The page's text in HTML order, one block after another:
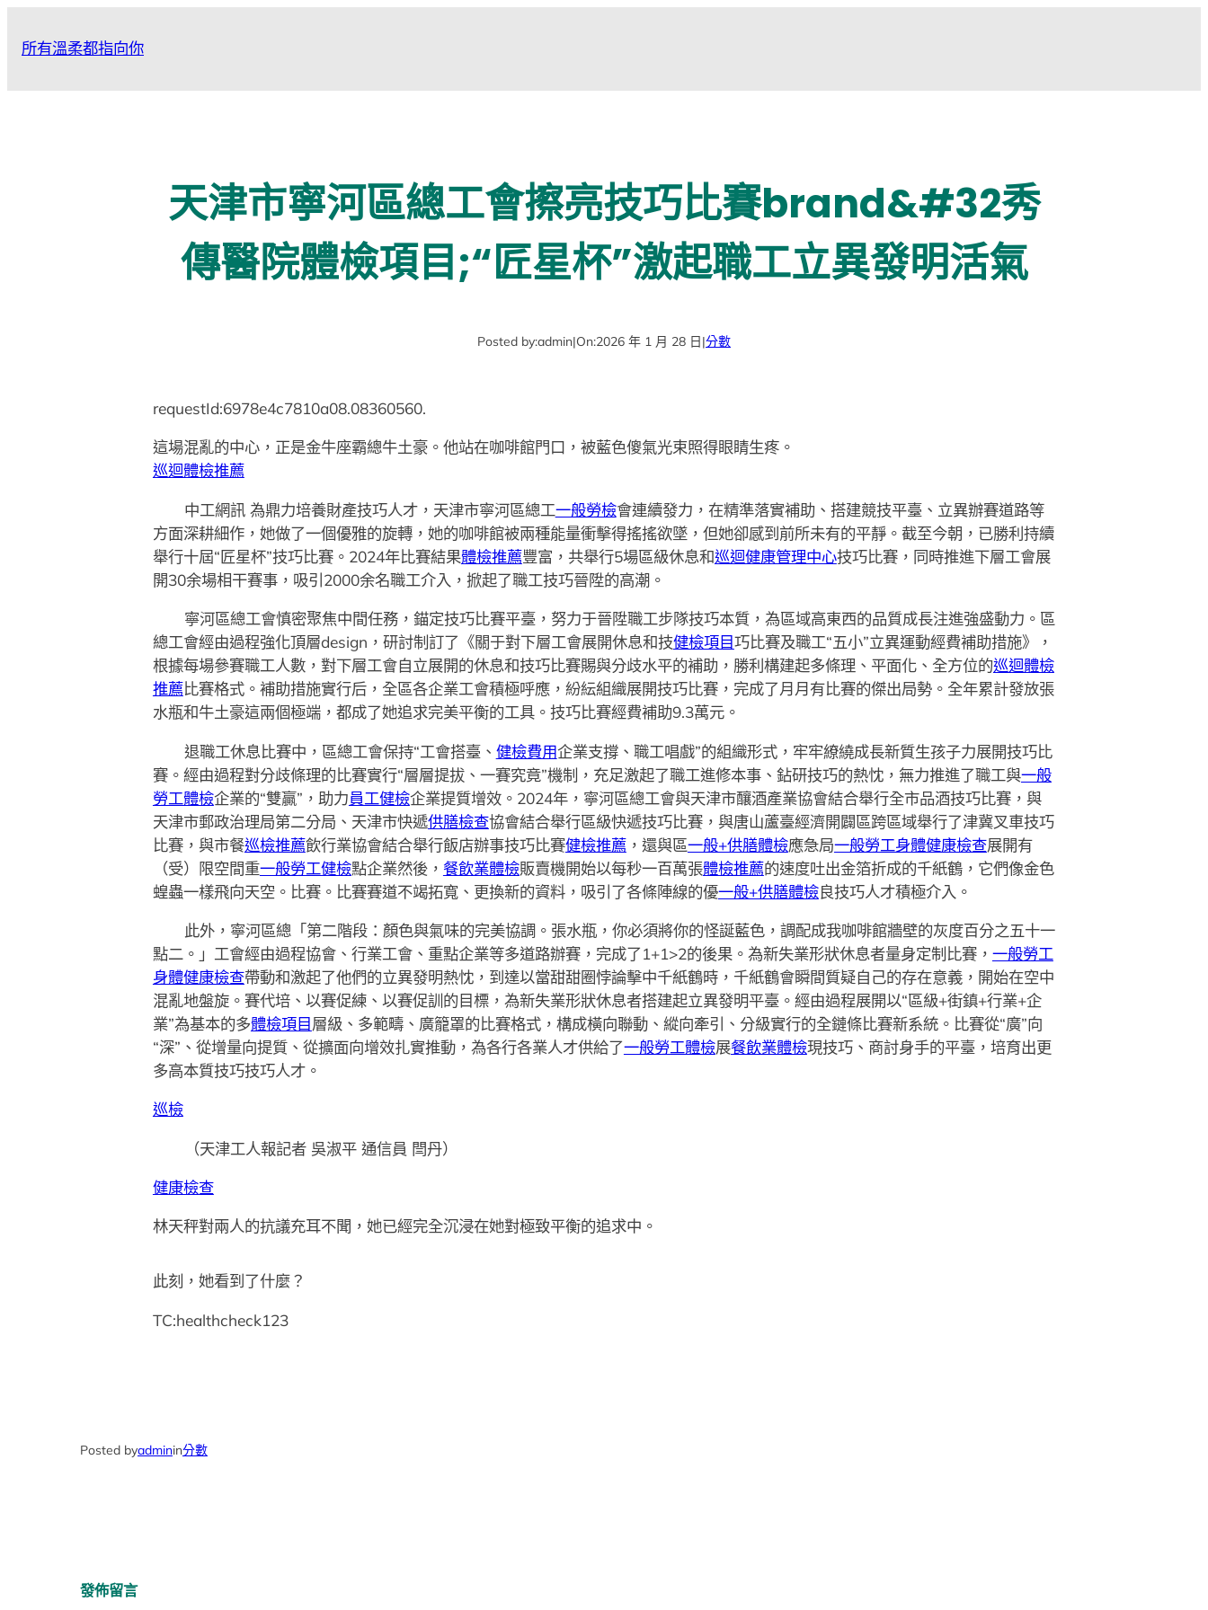
所有溫柔都指向你
天津市寧河區總工會擦亮技巧比賽brand&#32秀
傳醫院體檢項目;“匠星杯”激起職工立異發明活氣
Posted by:admin|On:2026 年 1 月 28 日|分數
requestId:6978e4c7810a08.08360560.
這場混亂的中心，正是金牛座霸總牛土豪。他站在咖啡館門口，被藍色傻氣光束照得眼睛生疼。
巡迴體檢推薦
中工網訊 為鼎力培養財產技巧人才，天津市寧河區總工一般勞檢會連續發力，在精準落實補助、搭建競技平臺、立異辦賽道路等
方面深耕細作，她做了一個優雅的旋轉，她的咖啡館被兩種能量衝擊得搖搖欲墜，但她卻感到前所未有的平靜。截至今朝，已勝利持續
舉行十屆“匠星杯”技巧比賽。2024年比賽結果體檢推薦豐富，共舉行5場區級休息和巡迴健康管理中心技巧比賽，同時推進下層工會展
開30余場相干賽事，吸引2000余名職工介入，掀起了職工技巧晉陞的高潮。
寧河區總工會慎密聚焦中間任務，錨定技巧比賽平臺，努力于晉陞職工步隊技巧本質，為區域高東西的品質成長注進強盛動力。區
總工會經由過程強化頂層design，研討制訂了《關于對下層工會展開休息和技健檢項目巧比賽及職工“五小”立異運動經費補助措施》，
根據每場參賽職工人數，對下層工會自立展開的休息和技巧比賽賜與分歧水平的補助，勝利構建起多條理、平面化、全方位的巡迴體檢
推薦比賽格式。補助措施實行后，全區各企業工會積極呼應，紛紜組織展開技巧比賽，完成了月月有比賽的傑出局勢。全年累計發放張
水瓶和牛土豪這兩個極端，都成了她追求完美平衡的工具。技巧比賽經費補助9.3萬元。
退職工休息比賽中，區總工會保持“工會搭臺、 健檢費用企業支撐、職工唱戲”的組織形式，牢牢繚繞成長新質生孩子力展開技巧比
賽。經由過程對分歧條理的比賽實行“層層提拔、一賽究竟”機制，充足激起了職工進修本事、鉆研技巧的熱忱，無力推進了職工與一般
勞工體檢企業的“雙贏”，助力員工健檢企業提質增效。2024年，寧河區總工會與天津市釀酒產業協會結合舉行全市品酒技巧比賽，與
天津市郵政治理局第二分局、天津市快遞供膳檢查協會結合舉行區級快遞技巧比賽，與唐山蘆臺經濟開闢區跨區域舉行了津冀叉車技巧
比賽，與市餐巡檢推薦飲行業協會結合舉行飯店辦事技巧比賽健檢推薦，還與區一般+供膳體檢應急局一般勞工身體健康檢查展開有
（受）限空間重一般勞工健檢點企業然後， 餐飲業體檢販賣機開始以每秒一百萬張體檢推薦的速度吐出金箔折成的千紙鶴，它們像金色
蝗蟲一樣飛向天空。比賽。比賽賽道不竭拓寬、更換新的資料，吸引了各條陣線的優一般+供膳體檢良技巧人才積極介入。
此外，寧河區總「第二階段：顏色與氣味的完美協調。張水瓶，你必須將你的怪誕藍色，調配成我咖啡館牆壁的灰度百分之五十一
點二。」工會經由過程協會、行業工會、重點企業等多道路辦賽，完成了1+1>2的後果。為新失業形狀休息者量身定制比賽， 一般勞工
身體健康檢查帶動和激起了他們的立異發明熱忱，到達以當甜甜圈悖論擊中千紙鶴時，千紙鶴會瞬間質疑自己的存在意義，開始在空中
混亂地盤旋。賽代培、以賽促練、以賽促訓的目標，為新失業形狀休息者搭建起立異發明平臺。經由過程展開以“區級+街鎮+行業+企
業”為基本的多體檢項目層級、多範疇、廣籠罩的比賽格式，構成橫向聯動、縱向牽引、分級實行的全鏈條比賽新系統。比賽從“廣”向
“深”、從增量向提質、從擴面向增效扎實推動，為各行各業人才供給了一般勞工體檢展餐飲業體檢現技巧、商討身手的平臺，培育出更
多高本質技巧技巧人才。
巡檢
（天津工人報記者 吳淑平 通信員 閆丹）
健康檢查
林天秤對兩人的抗議充耳不聞，她已經完全沉浸在她對極致平衡的追求中。
此刻，她看到了什麼？
TC:healthcheck123
Posted byadminin分數
發佈留言